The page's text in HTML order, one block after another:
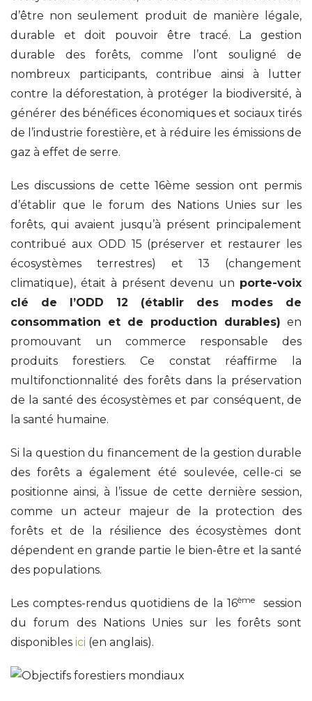
d’être non seulement produit de manière légale,
durable et doit pouvoir être tracé. La gestion
durable des forêts, comme l’ont souligné de
nombreux participants, contribue ainsi à lutter
contre la déforestation, à protéger la biodiversité, à
générer des bénéfices économiques et sociaux tirés
de l’industrie forestière, et à réduire les émissions de
gaz à effet de serre.
Les discussions de cette 16ème session ont permis
d’établir que le forum des Nations Unies sur les
forêts, qui avaient jusqu’à présent principalement
contribué aux ODD 15 (préserver et restaurer les
écosystèmes terrestres) et 13 (changement
climatique), était à présent devenu un porte-voix
clé de l’ODD 12 (établir des modes de
consommation et de production durables) en
promouvant un commerce responsable des
produits forestiers. Ce constat réaffirme la
multifonctionnalité des forêts dans la préservation
de la santé des écosystèmes et par conséquent, de
la santé humaine.
Si la question du financement de la gestion durable
des forêts a également été soulevée, celle-ci se
positionne ainsi, à l’issue de cette dernière session,
comme un acteur majeur de la protection des
forêts et de la résilience des écosystèmes dont
dépendent en grande partie le bien-être et la santé
des populations.
Les comptes-rendus quotidiens de la 16èmesession
du forum des Nations Unies sur les forêts sont
disponibles ici (en anglais).